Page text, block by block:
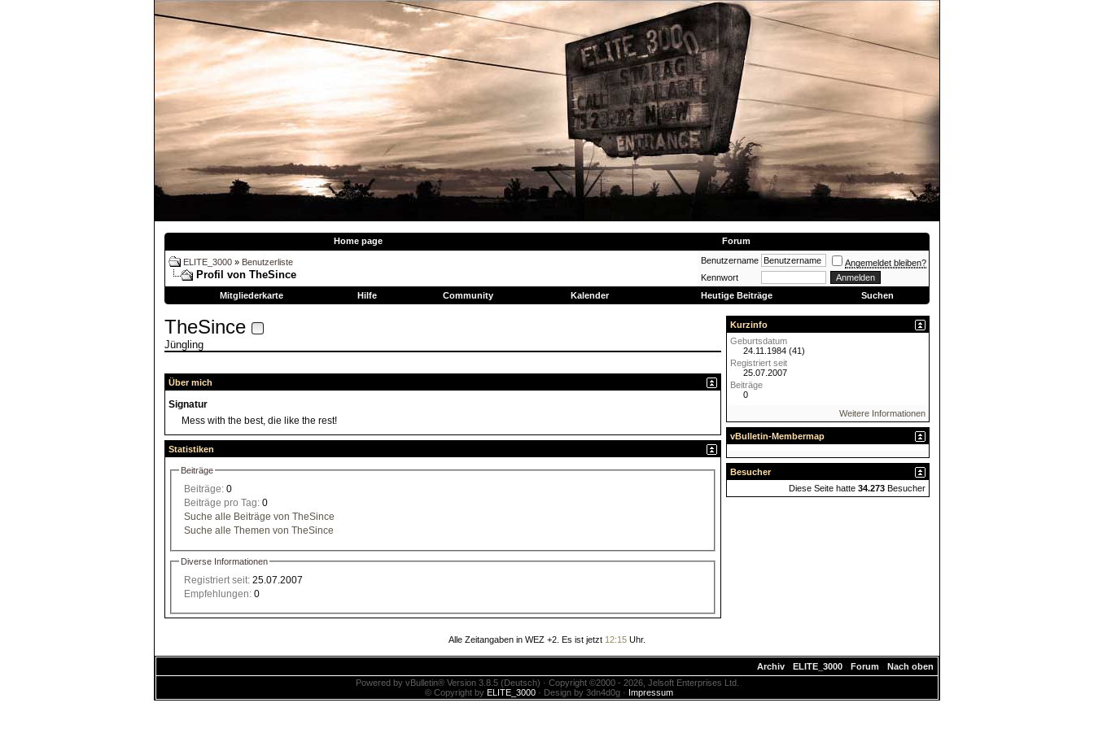
Home page Forum
ELITE_3000 » Benutzerliste
Profil von TheSince
Benutzername
Angemeldet bleiben?
Kennwort
Mitgliederkarte
Hilfe Community Kalender Heutige Beiträge Suchen
TheSince
Jüngling
Über mich
Signatur
Mess with the best, die like the rest!
Statistiken
Beiträge
Beiträge: 0
Beiträge pro Tag: 0
Suche alle Beiträge von TheSince
Suche alle Themen von TheSince
Diverse Informationen
Registriert seit: 25.07.2007
Empfehlungen: 0
Kurzinfo
Geburtsdatum
24.11.1984 (41)
Registriert seit
25.07.2007
Beiträge
0
Weitere Informationen
vBulletin-Membermap
Besucher
Diese Seite hatte 34.273 Besucher
Alle Zeitangaben in WEZ +2. Es ist jetzt 12:15 Uhr.
Archiv ELITE_3000 Forum
Nach oben
Powered by vBulletin® Version 3.8.5 (Deutsch) · Copyright ©2000 - 2026, Jelsoft Enterprises Ltd.
© Copyright by ELITE_3000· Design by 3dn4d0g · Impressum